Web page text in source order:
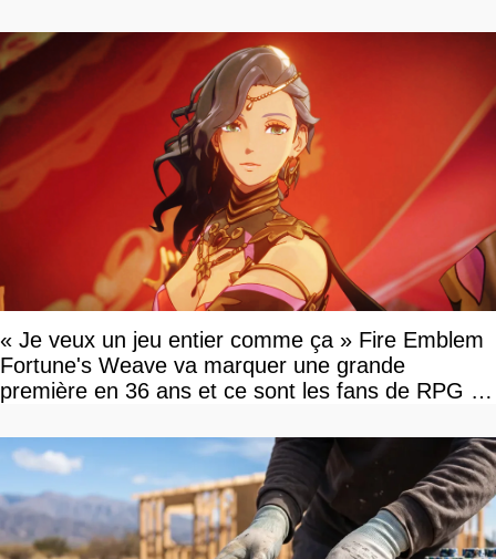
« Je veux un jeu entier comme ça » Fire Emblem
Fortune's Weave va marquer une grande
première en 36 ans et ce sont les fans de RPG en